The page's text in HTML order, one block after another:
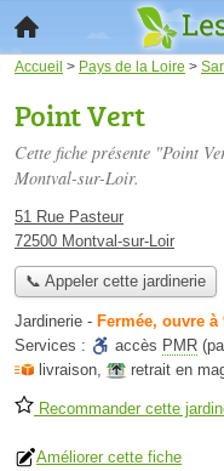
Accueil > Pays de la Loire >
Point Vert
Cette fiche présente "Point
Montval-sur-Loir.
51 Rue Pasteur
72500 Montval-sur-Loir
📞 Appeler cette jardinerie
Jardinerie - Fermée, ouvre à
Services :
accès PMR
livraison, retrait en
Recommander cette
Améliorer cette fiche